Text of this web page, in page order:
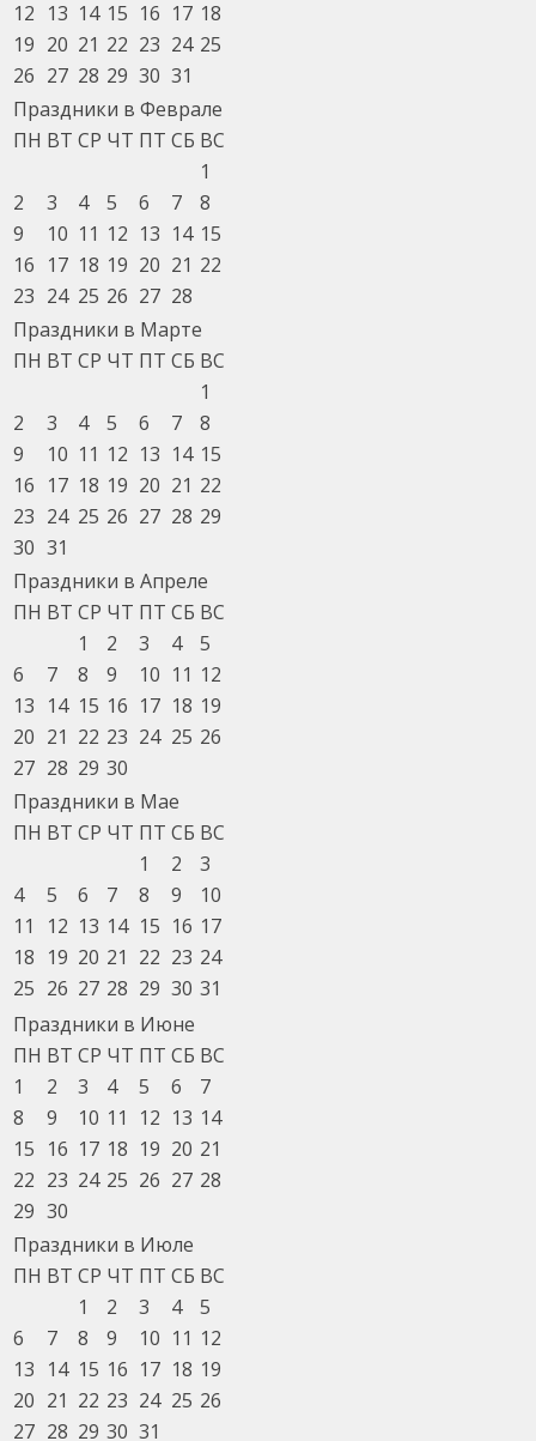
12 13 14 15 16 17 18
19 20 21 22 23 24 25
26 27 28 29 30 31
Праздники в Феврале
ПН ВТ СР ЧТ ПТ СБ ВС
1
2
3 4 5 6 7
8
9
10 11 12 13 14 15
16 17 18 19 20 21 22
23 24 25 26 27 28
Праздники в Марте
ПН ВТ СР ЧТ ПТ СБ ВС
1
2
3 4 5 6 7
8
9
10 11 12 13 14 15
16 17 18 19 20 21 22
23 24 25 26 27 28 29
30 31
Праздники в Апреле
ПН ВТ СР ЧТ ПТ СБ ВС
1
2 3 4
5
6
7 8 9 10 11 12
13 14 15 16 17 18 19
20 21 22 23 24 25 26
27 28 29 30
Праздники в Мае
ПН ВТ СР ЧТ ПТ СБ ВС
1
2
3
4
5 6 7 8 9
10
11
12 13 14 15 16 17
18 19 20 21 22 23 24
25 26 27 28 29 30 31
Праздники в Июне
ПН ВТ СР ЧТ ПТ СБ ВС
1
2 3 4 5 6
7
8
9 10 11 12 13 14
15 16 17 18 19 20 21
22 23 24 25 26 27 28
29 30
Праздники в Июле
ПН ВТ СР ЧТ ПТ СБ ВС
1
2 3 4
5
6
7 8 9 10 11 12
13 14 15 16 17 18 19
20 21 22 23 24 25 26
27 28 29 30 31